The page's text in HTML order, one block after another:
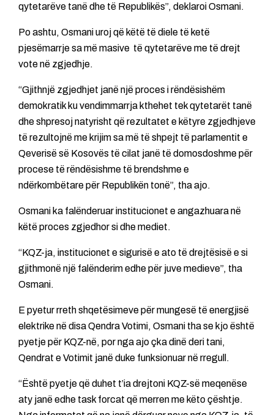
qytetarëve tanë dhe të Republikës”, deklaroi Osmani.
Po ashtu, Osmani uroj që këtë të diele të ketë
pjesëmarrje sa më masive të qytetarëve me të drejt
vote në zgjedhje.
“Gjithnjë zgjedhjet janë një proces i rëndësishëm
demokratik ku vendimmarrja kthehet tek qytetarët tanë
dhe shpresoj natyrisht që rezultatet e këtyre zgjedhjeve
të rezultojnë me krijim sa më të shpejt të parlamentit e
Qeverisë së Kosovës të cilat janë të domosdoshme për
procese të rëndësishme të brendshme e
ndërkombëtare për Republikën tonë”, tha ajo.
Osmani ka falënderuar institucionet e angazhuara në
këtë proces zgjedhor si dhe mediet.
“KQZ-ja, institucionet e sigurisë e ato të drejtësisë e si
gjithmonë një falënderim edhe për juve medieve”, tha
Osmani.
E pyetur rreth shqetësimeve për mungesë të energjisë
elektrike në disa Qendra Votimi, Osmani tha se kjo është
pyetje për KQZ-në, por nga ajo çka dinë deri tani,
Qendrat e Votimit janë duke funksionuar në rregull.
“Është pyetje që duhet t’ia drejtoni KQZ-së meqenëse
aty janë edhe task forcat që merren me këto çështje.